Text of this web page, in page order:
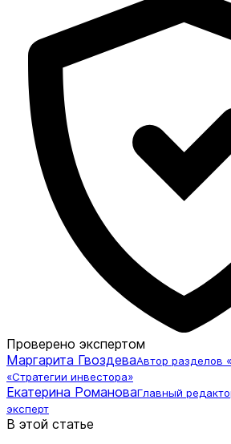
Проверено экспертом
Маргарита ГвоздеваАвтор разделов
«Стратегии инвестора»
Екатерина РомановаГлавный
эксперт
В этой статье